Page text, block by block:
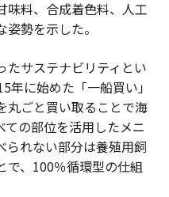
味料、合成着色料、人工
勢を示した。
たサステナビリティとい
年に始めた「一船買い」
丸ごと買い取ることで海
の部位を活用したメニ
られない部分は養殖用飼
で、100％循環型の仕組